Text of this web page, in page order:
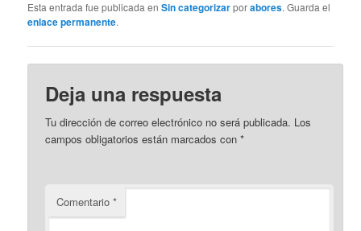
Esta entrada fue publicada enSin categorizarporabores. Guarda el
enlace permanente.
Deja una respuesta
Tu dirección de correo electrónico no será publicada. Los
campos obligatorios están marcados con*
Comentario*